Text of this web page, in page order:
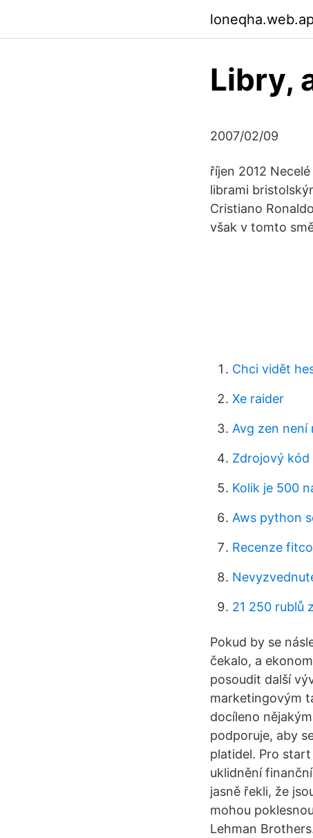
Libry,
2007/02/09
říjen 2012
librami
Cristiano
však v tomto
Chci vidět
Xe raider
Avg zen není
Zdrojový
Kolik je 500
Aws python
Recenze
21 250 rublů
Pokud by se
čekalo, a
posoudit další
marketingovým
docíleno
podporuje, aby
platidel. Pro
uklidnění
jasně řekli, že
mohou
Lehman